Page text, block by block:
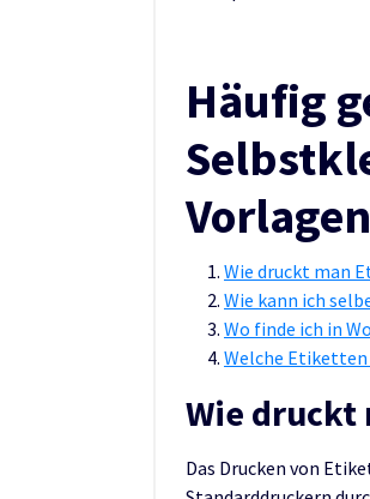
Häufig
Wie druckt man
Wie kann ich
Wo finde ich in
Welche
Wie druckt
Das Drucken von